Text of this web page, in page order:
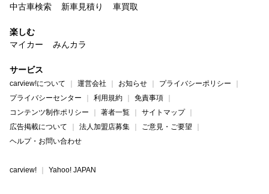
中古車検索
新車見積り 車買取
楽しむ
マイカー
みんカラ
サービス
carview!について 運営会社 お知らせ
プライバシーポリシー
プライバシーセンター
利用規約
免責事項
コンテンツ制作ポリシー
著者一覧
サイトマップ
広告掲載について
法人加盟店募集
ご意見・ご要望
ヘルプ・お問い合わせ
carview! Yahoo! JAPAN